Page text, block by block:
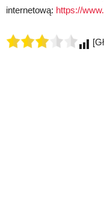
internetową: https://